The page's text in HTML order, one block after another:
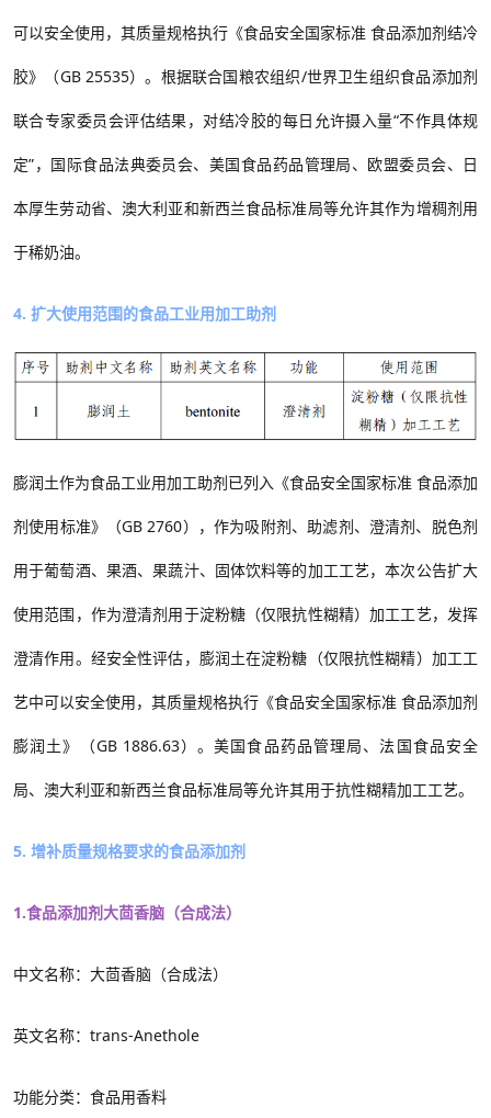
可以安全使用，其质量规格执行《食品安全国家标准 食品添加剂结冷
胶》（GB 25535）。 根据联合国粮农组织/世界卫生组织食品添加剂
联合专家委员会评估结果，对结冷胶的每日允许摄入量“不作具体规
定”，国际食品法典委员会、美国食品药品管理局、欧盟委员会、日
本厚生劳动省、澳大利亚和新西兰食品标准局等允许其作为增稠剂用
于稀奶油。
4. 扩大使用范围的食品工业用加工助剂
膨润土作为食品工业用加工助剂已列入 《食品安全国家标准 食品添加
剂使用标准》（GB 2760） ，作为吸附剂、助滤剂、澄清剂、脱色剂
用于葡萄酒、果酒、果蔬汁、固体饮料等的加工工艺，本次公告扩大
使用范围，作为澄清剂用于淀粉糖（仅限抗性糊精）加工工艺，发挥
澄清作用。经安全性评估，膨润土在淀粉糖（仅限抗性糊精）加工工
艺中可以安全使用，其质量规格执行《食品安全国家标准 食品添加剂
膨润土》（GB 1886.63） 。美国食品药品管理局、法国食品安全
局、澳大利亚和新西兰食品标准局等允许其用于抗性糊精加工工艺。
5. 增补质量规格要求的食品添加剂
1.食品添加剂大茴香脑（合成法）
中文名称：大茴香脑（合成法）
英文名称：trans-Anethole
功能分类：食品用香料